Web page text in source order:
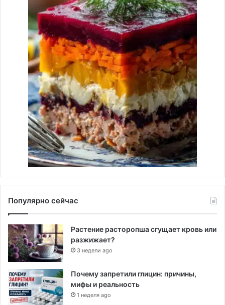
Популярно сейчас
Растение расторопша сгущает кровь или
разжижает?
3 недели ago
Почему запретили глицин: причины,
мифы и реальность
1 неделя ago